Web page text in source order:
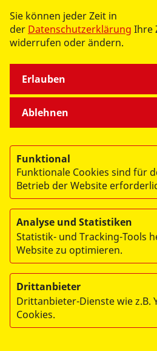
Aus Gründen der besseren
Website auf die gleichzeitige
weiblicher und diverser
Selbstverständlich beziehen
Personenbezeichnungen
Geschlechter (m/w/d).
© 2026 ASB-Schulen Bayern gGmbH
Impressum
Datenschutz
AGB
Widerrufsbelehrung
Barrierefreiheitserklärung
Sie können jeder Zeit in
der Datenschutzerklärung Ihre
widerrufen oder ändern.
Ablehnen
Erlauben
Funktional
Funktionale Cookies sind für
Betrieb der Website
Analyse und Statistiken
Statistik- und Tracking-Tools
Website zu optimieren.
Drittanbieter
Drittanbieter-Dienste wie z.B.
Cookies.